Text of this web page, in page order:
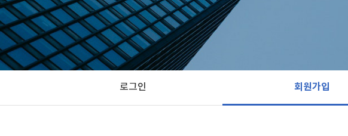
비전
찾아오시는 길
소개/설명01
소개/설명02
소개/설명03
로그인 회원가입